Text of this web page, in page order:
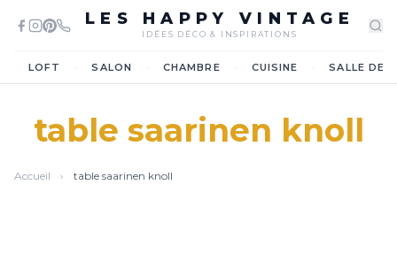
LES HAPPY VINTAGE
IDÉES DÉCO & INSPIRATIONS
LOFT SALON CHAMBRE CUISINE SALLE DE
table saarinen knoll
Accueil › table saarinen knoll